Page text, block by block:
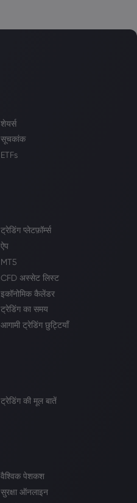
शेयर्स
सूचकांक
ETFs
ट्रेडिंग प्लेटफ़ॉर्म्स
ऐप
MT5
CFD अस्सेट लिस्ट
इकॉनोमिक कैलेंडर
ट्रेडिंग का समय
आगामी ट्रेडिंग छुट्टियाँ
ट्रेडिंग की मूल बातें
वैश्विक पेशकश
सुरक्षा ऑनलाइन